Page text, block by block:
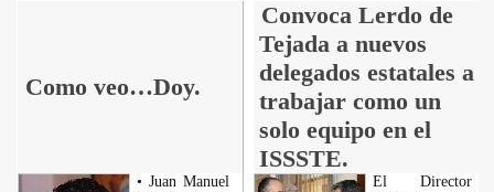
Como veo…Doy.
Convoca Lerdo de
Tejada a nuevos
delegados estatales a
trabajar como un
solo equipo en el
ISSSTE.
• Juan Manuel
El Director